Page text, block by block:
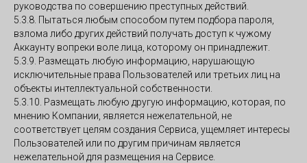
руководства по совершению преступных действий.
5.3.8. Пытаться любым способом путем подбора пароля,
взлома либо других действий получать доступ к чужому
Аккаунту вопреки воле лица, которому он принадлежит.
5.3.9. Размещать любую информацию, нарушающую
исключительные права Пользователей или третьих лиц на
объекты интеллектуальной собственности.
5.3.10. Размещать любую другую информацию, которая, по
мнению Компании, является нежелательной, не
соответствует целям создания Сервиса, ущемляет интересы
Пользователей или по другим причинам является
нежелательной для размещения на Сервисе.